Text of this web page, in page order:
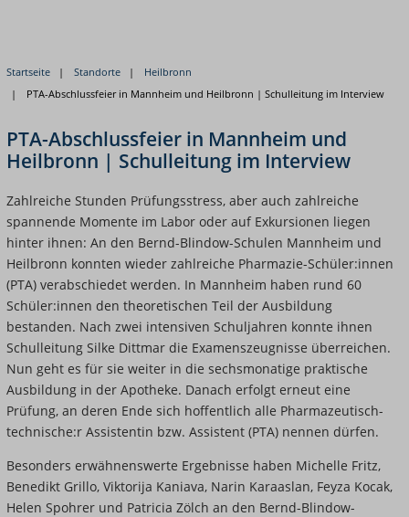
Startseite Standorte
Heilbronn
PTA-Abschlussfeier in Mannheim und Heilbronn | Schulleitung im Interview
PTA-Abschlussfeier in Mannheim und
Heilbronn | Schulleitung im Interview
Zahlreiche Stunden Prüfungsstress, aber auch zahlreiche
spannende Momente im Labor oder auf Exkursionen liegen
hinter ihnen: An den Bernd-Blindow-Schulen Mannheim und
Heilbronn konnten wieder zahlreiche Pharmazie-Schüler:innen
(PTA) verabschiedet werden. In Mannheim haben rund 60
Schüler:innen den theoretischen Teil der Ausbildung
bestanden. Nach zwei intensiven Schuljahren konnte ihnen
Schulleitung Silke Dittmar die Examenszeugnisse überreichen.
Nun geht es für sie weiter in die sechsmonatige praktische
Ausbildung in der Apotheke. Danach erfolgt erneut eine
Prüfung, an deren Ende sich hoffentlich alle Pharmazeutisch-
technische:r Assistentin bzw. Assistent (PTA) nennen dürfen.
Besonders erwähnenswerte Ergebnisse haben Michelle Fritz,
Benedikt Grillo, Viktorija Kaniava, Narin Karaaslan, Feyza Kocak,
Helen Spohrer und Patricia Zölch an den Bernd-Blindow-